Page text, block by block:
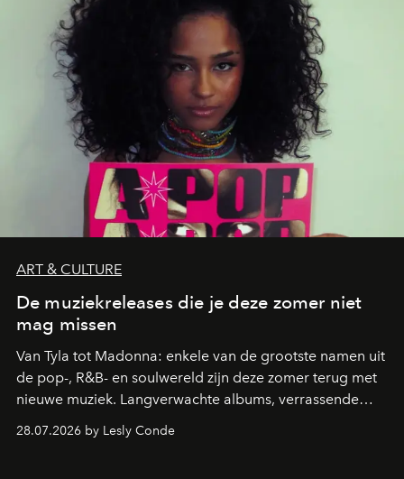
zwoele nachten.
ART & CULTURE
De muziekreleases die je deze zomer niet
mag missen
Van Tyla tot Madonna: enkele van de grootste namen uit
de pop-, R&B- en soulwereld zijn deze zomer terug met
nieuwe muziek. Langverwachte albums, verrassende
comebacks en veelbelovende nieuwe projecten: dit zijn
de releases die je niet mag missen.
28.07.2026 by Lesly Conde